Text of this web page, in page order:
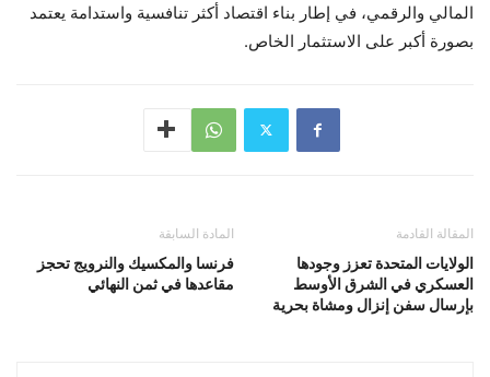
المالي والرقمي، في إطار بناء اقتصاد أكثر تنافسية واستدامة يعتمد
بصورة أكبر على الاستثمار الخاص.
المادة السابقة
فرنسا والمكسيك والنرويج تحجز
مقاعدها في ثمن النهائي
المقالة القادمة
الولايات المتحدة تعزز وجودها
العسكري في الشرق الأوسط
بإرسال سفن إنزال ومشاة بحرية